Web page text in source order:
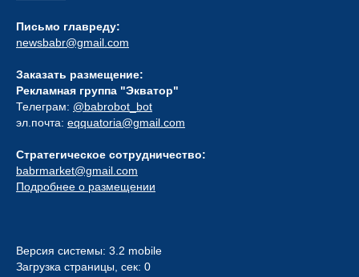
Письмо главреду:
newsbabr@gmail.com
Заказать размещение:
Рекламная группа "Экватор"
Телеграм: @babrobot_bot
эл.почта: eqquatoria@gmail.com
Стратегическое сотрудничество:
babrmarket@gmail.com
Подробнее о размещении
Версия системы: 3.2 mobile
Загрузка страницы, сек: 0